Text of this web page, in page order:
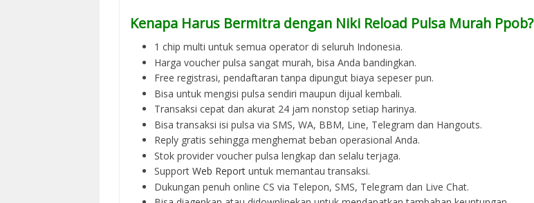
Kenapa Harus Bermitra dengan Niki Reload Pulsa Murah Ppob?
1 chip multi untuk semua operator di seluruh Indonesia.
Harga voucher pulsa sangat murah, bisa Anda bandingkan.
Free registrasi, pendaftaran tanpa dipungut biaya sepeser pun.
Bisa untuk mengisi pulsa sendiri maupun dijual kembali.
Transaksi cepat dan akurat 24 jam nonstop setiap harinya.
Bisa transaksi isi pulsa via SMS, WA, BBM, Line, Telegram dan Hangouts.
Reply gratis sehingga menghemat beban operasional Anda.
Stok provider voucher pulsa lengkap dan selalu terjaga.
Support Web Report untuk memantau transaksi.
Dukungan penuh online CS via Telepon, SMS, Telegram dan Live Chat.